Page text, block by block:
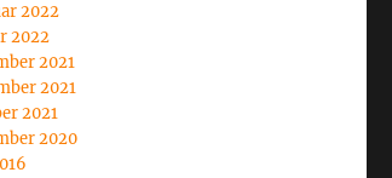
2022
2022
2021
2021
2021
2020